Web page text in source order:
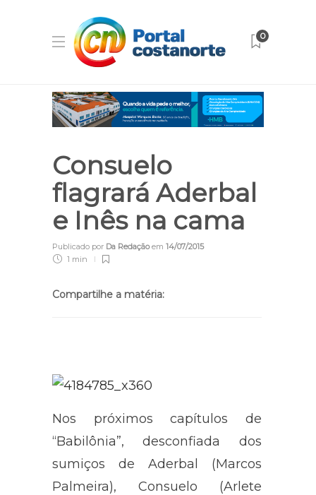
0
Consuelo
flagrará Aderbal
e Inês na cama
Publicado por Da Redaçãoem 14/07/2015
1 min
Compartilhe a matéria:
Nos próximos capítulos de
“Babilônia”, desconfiada dos
sumiços de Aderbal (Marcos
Palmeira), Consuelo (Arlete